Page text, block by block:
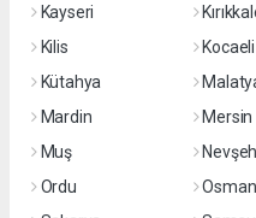
Kayseri
Kilis
Kocaeli
Kütahya
Mardin
Mersin
Muş
Ordu